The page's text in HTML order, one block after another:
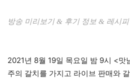
방송 미리보기 & 후기 정보 & 레시피
2021년 8월 19일 목요일 밤 9시 <맛
주의 갈치를 가지고 라이브 판매와